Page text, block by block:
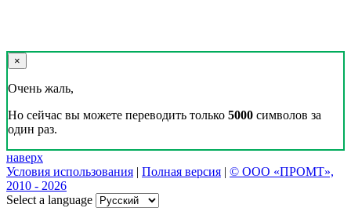
×
Очень жаль,
Но сейчас вы можете переводить только 5000 символов за
один раз.
наверх
Условия использования | Полная версия | © ООО «ПРОМТ»,
2010 - 2026
Select a language